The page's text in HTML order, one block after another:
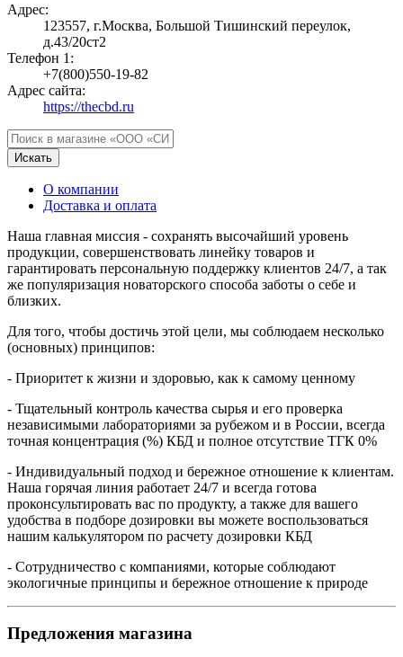
Адрес:
123557, г.Москва, Большой Тишинский переулок,
д.43/20ст2
Телефон 1:
+7(800)550-19-82
Адрес сайта:
https://thecbd.ru
Искать
О компании
Доставка и оплата
Наша главная миссия - сохранять высочайший уровень
продукции, совершенствовать линейку товаров и
гарантировать персональную поддержку клиентов 24/7, а так
же популяризация новаторского способа заботы о себе и
близких.
Для того, чтобы достичь этой цели, мы соблюдаем несколько
(основных) принципов:
- Приоритет к жизни и здоровью, как к самому ценному
- Тщательный контроль качества сырья и его проверка
независимыми лабораториями за рубежом и в России, всегда
точная концентрация (%) КБД и полное отсутствие ТГК 0%
- Индивидуальный подход и бережное отношение к клиентам.
Наша горячая линия работает 24/7 и всегда готова
проконсультировать вас по продукту, а также для вашего
удобства в подборе дозировки вы можете воспользоваться
нашим калькулятором по расчету дозировки КБД
- Сотрудничество с компаниями, которые соблюдают
экологичные принципы и бережное отношение к природе
Предложения магазина